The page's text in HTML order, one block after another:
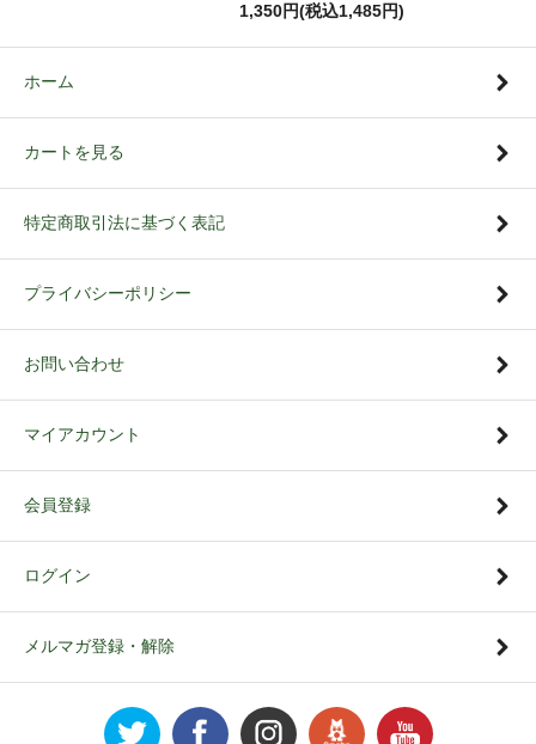
1,350円(税込1,485円)
ホーム
カートを見る
特定商取引法に基づく表記
プライバシーポリシー
お問い合わせ
マイアカウント
会員登録
ログイン
メルマガ登録・解除